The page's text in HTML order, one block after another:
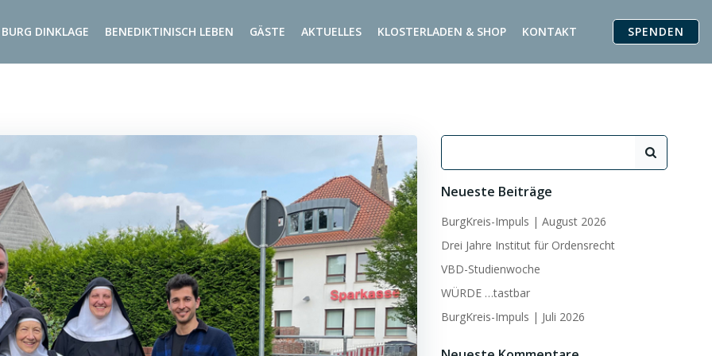
BURG DINKLAGE BENEDIKTINISCH LEBEN GÄSTE AKTUELLES KLOSTERLADEN & SHOP KONTAKT SPENDEN
for:
Neueste Beiträge
BurgKreis-Impuls | August 2026
Drei Jahre Institut für Ordensrecht
VBD-Studienwoche
WÜRDE …tastbar
BurgKreis-Impuls | Juli 2026